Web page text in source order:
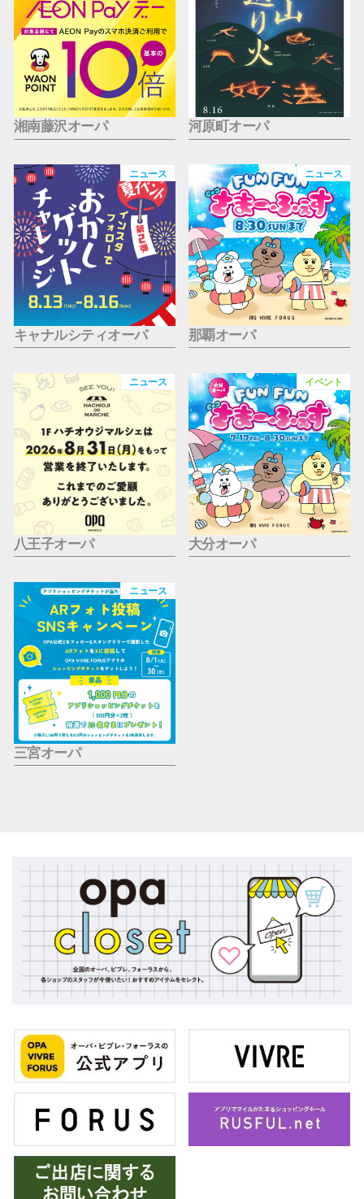
湘南藤沢オーパ 河原町オーパ
ニュース
キャナルシティオーパ
ニュース
那覇オーパ
ニュース
八王子オーパ
イベント
大分オーパ
ニュース
三宮オーパ